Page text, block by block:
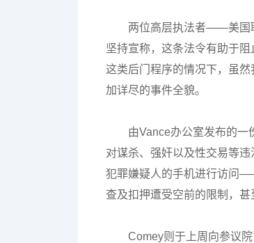
两位高层执法者——美国
坚持宣称，这条法令有助于
这类后门程序的情况下，虽
加详尽的事件全貌。
由Vance办公室发布的一
对谋杀、强奸以及性交易等
犯罪嫌疑人的手机进行访问
查及扣押遭受空前的限制，甚
Comey则于上周向参议